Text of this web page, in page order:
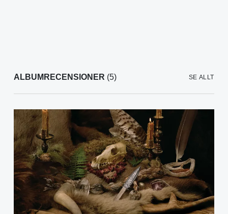
ALBUMRECENSIONER (5) SE ALLT